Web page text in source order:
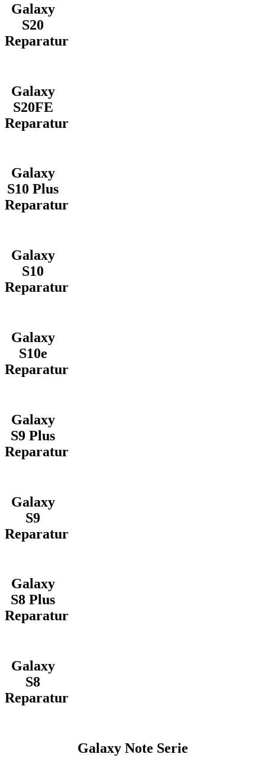
Galaxy
S20
Reparatur
Galaxy
S20FE
Reparatur
Galaxy
S10 Plus
Reparatur
Galaxy
S10
Reparatur
Galaxy
S10e
Reparatur
Galaxy
S9 Plus
Reparatur
Galaxy
S9
Reparatur
Galaxy
S8 Plus
Reparatur
Galaxy
S8
Reparatur
Galaxy Note Serie